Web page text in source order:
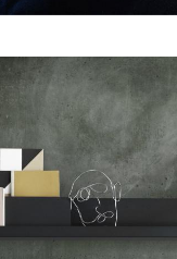
Leseleuchten